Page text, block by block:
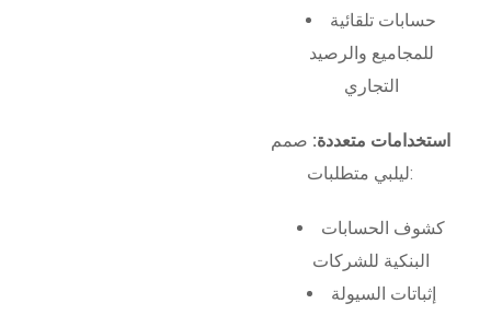
حسابات تلقائية
للمجاميع والرصيد
التجاري
استخدامات متعددة: صمم
ليلبي متطلبات:
كشوف الحسابات
البنكية للشركات
إثباتات السيولة